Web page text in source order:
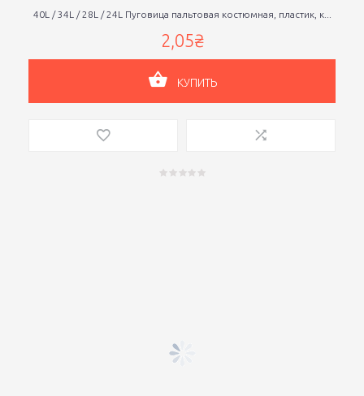
40L / 34L / 28L / 24L Пуговица пальтовая костюмная, пластик, к...
2,05₴
КУПИТЬ